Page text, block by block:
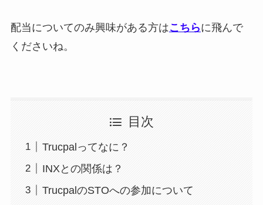
配当についてのみ興味がある方はこちらに飛んで
くださいね。
目次
Trucpalってなに？
INXとの関係は？
TrucpalのSTOへの参加について